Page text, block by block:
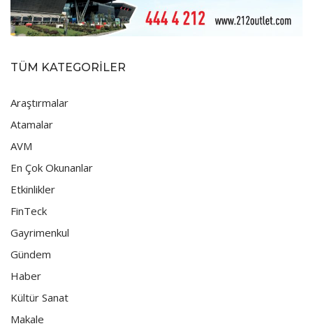
TÜM KATEGORİLER
Araştırmalar
Atamalar
AVM
En Çok Okunanlar
Etkinlikler
FinTeck
Gayrimenkul
Gündem
Haber
Kültür Sanat
Makale